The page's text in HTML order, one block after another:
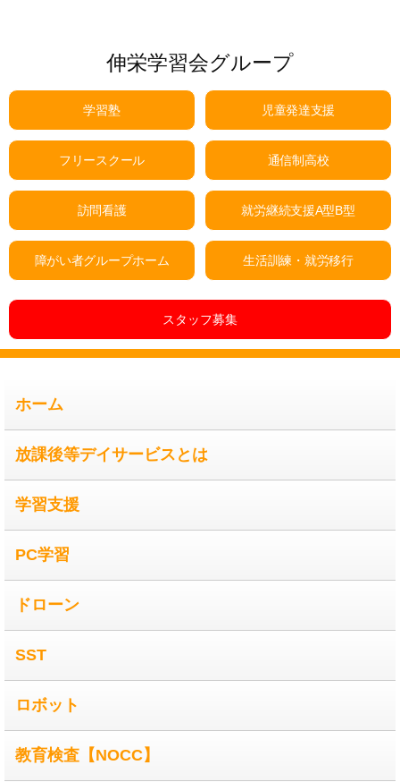
「イ
ト
会
（富
士
室）
伸栄学習会グループ
学習塾 児童発達支援
フリースクール 通信制高校
訪問看護 就労継続支援A型B型
障がい者グループホーム 生活訓練・就労移行
スタッフ募集
ホーム
放課後等デイサービスとは
学習支援
PC学習
ドローン
SST
ロボット
教育検査【NOCC】